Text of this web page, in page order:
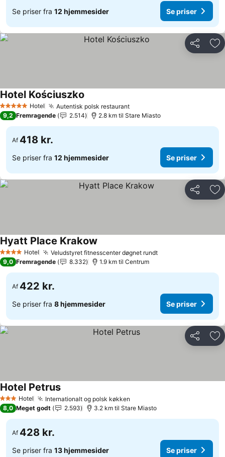
Se priser fra 12 hjemmesider Se priser
Del
5 Stjerner Hotel Autentisk polsk restaurantSe priser
Hotel Kościuszko
9,2 Fremragende 2.514 2.8 km til Stare Miasto
Af 418 kr.
Se priser fra 12 hjemmesider Se priser
Del
4 StjernerHotel Veludstyret fitnesscenter døgnet rundtSe priser
Hyatt Place Krakow
9,0 Fremragende 8.332 1.9 km til Centrum
Af 422 kr.
Se priser fra 8 hjemmesider Se priser
Del
3 StjernerHotel Internationalt og polsk køkken
Hotel PetrusSe priser
8,0 Meget godt 2.593 3.2 km til Stare Miasto
Af 428 kr.
Se priser fra 13 hjemmesider Se priser